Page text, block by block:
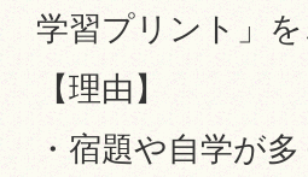
学習プリント」
【理由】
・宿題や自学が